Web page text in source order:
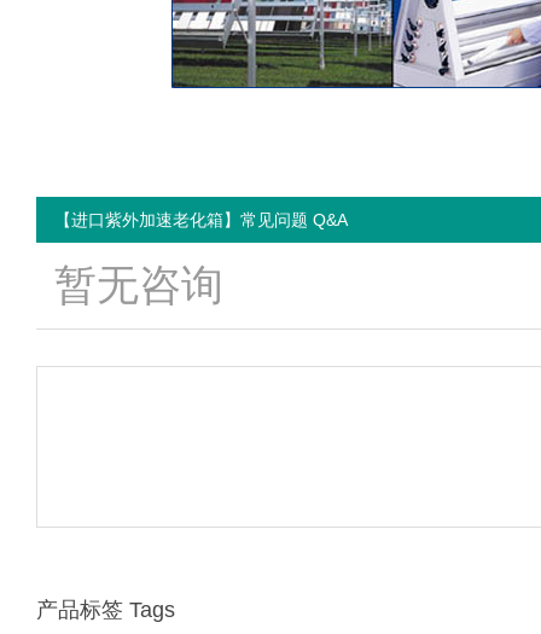
【进口紫外加速老化箱】常见问题 Q&A
暂无咨询
产品标签 Tags